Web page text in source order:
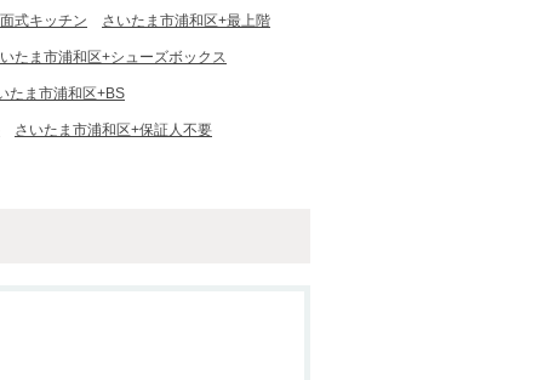
式キッチン さいたま市浦和区+最上階
たま市浦和区+シューズボックス
たま市浦和区+BS
さいたま市浦和区+保証人不要